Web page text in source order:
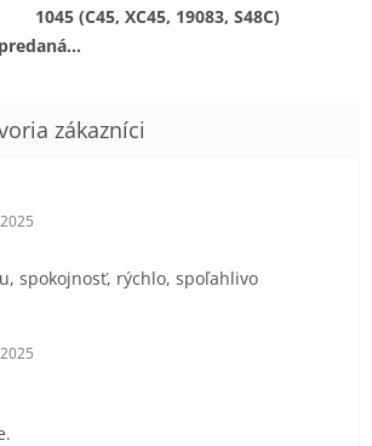
1045 (C45, XC45, 19083, S48C)
obchodu je 5 z 5 hviezdičiek.
spokojnosť, rýchlo, spoľahlivo
obchodu je 5 z 5 hviezdičiek.